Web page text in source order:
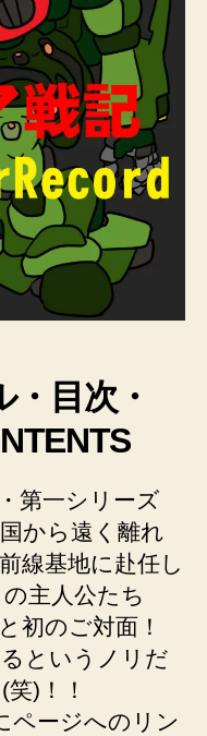
目次・
第一シリーズ
から遠く離れ
線基地に赴任し
主人公たち
初のご対面！
というノリだ
)！！
ページへのリン